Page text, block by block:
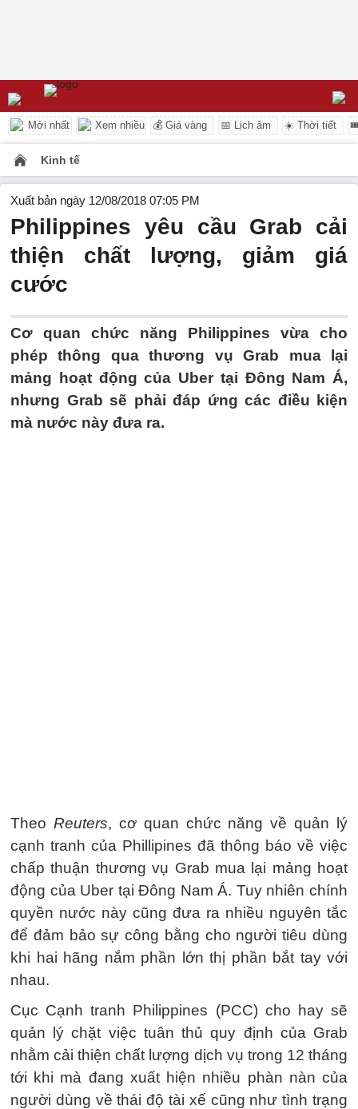
Mới nhất Xem nhiều 💰 Giá vàng 📅 Lịch âm ☀️ Thời tiết
Kinh tế
Xuất bản ngày 12/08/2018 07:05 PM
Philippines yêu cầu Grab cải
thiện chất lượng, giảm giá
cước
Cơ quan chức năng Philippines vừa cho
phép thông qua thương vụ Grab mua lại
mảng hoạt động của Uber tại Đông Nam Á,
nhưng Grab sẽ phải đáp ứng các điều kiện
mà nước này đưa ra.
Theo Reuters, cơ quan chức năng về quản lý
cạnh tranh của Phillipines đã thông báo về việc
chấp thuận thương vụ Grab mua lại mảng hoạt
động của Uber tại Đông Nam Á. Tuy nhiên chính
quyền nước này cũng đưa ra nhiều nguyên tắc
để đảm bảo sự công bằng cho người tiêu dùng
khi hai hãng nắm phần lớn thị phần bắt tay với
nhau.
Cục Cạnh tranh Philippines (PCC) cho hay sẽ
quản lý chặt việc tuân thủ quy định của Grab
nhằm cải thiện chất lượng dịch vụ trong 12 tháng
tới khi mà đang xuất hiện nhiều phàn nàn của
người dùng về thái độ tài xế cũng như tình trạng